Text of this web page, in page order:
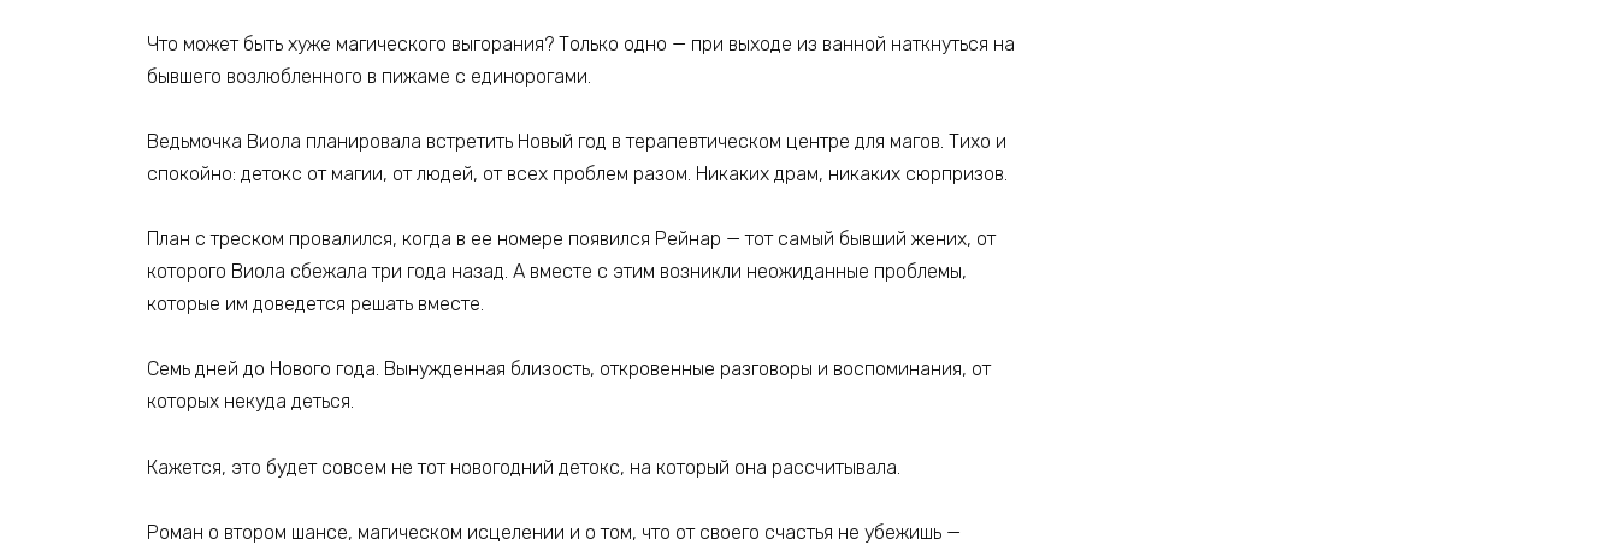
Что может быть хуже магического выгорания? Только одно — при выходе из ванной наткнуться на
бывшего возлюбленного в пижаме с единорогами.
Ведьмочка Виола планировала встретить Новый год в терапевтическом центре для магов. Тихо и
спокойно: детокс от магии, от людей, от всех проблем разом. Никаких драм, никаких сюрпризов.
План с треском провалился, когда в ее номере появился Рейнар — тот самый бывший жених, от
которого Виола сбежала три года назад. А вместе с этим возникли неожиданные проблемы,
которые им доведется решать вместе.
Семь дней до Нового года. Вынужденная близость, откровенные разговоры и воспоминания, от
которых некуда деться.
Кажется, это будет совсем не тот новогодний детокс, на который она рассчитывала.
Роман о втором шансе, магическом исцелении и о том, что от своего счастья не убежишь —